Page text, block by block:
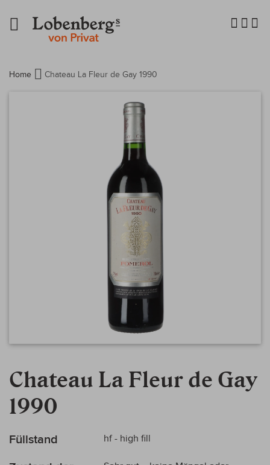
Navigation
umschalten
Home Chateau La Fleur de Gay 1990
Chateau La Fleur de Gay
1990
Mehr
Füllstand hf - high fill
Zum
der
Bildergalerie
springen